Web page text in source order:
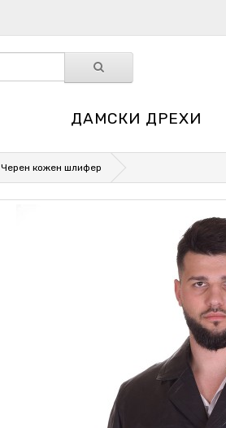
ДАМСКИ ДРЕХИ
Черен кожен шлифер